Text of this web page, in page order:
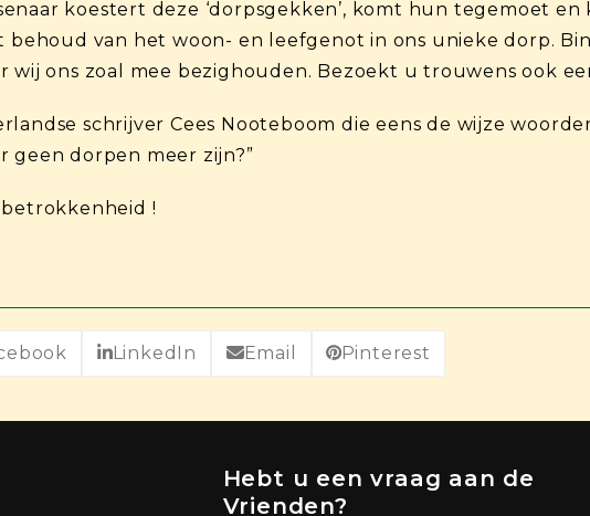
koestert deze ‘dorpsgekken’, komt hun tegemoet
behoud van het woon- en leefgenot in ons unieke dorp.
wij ons zoal mee bezighouden. Bezoekt u trouwens ook
schrijver Cees Nooteboom die eens de wijze
geen dorpen meer zijn?”
!
LinkedIn Email Pinterest
Hebt u een vraag aan de
Vrienden?